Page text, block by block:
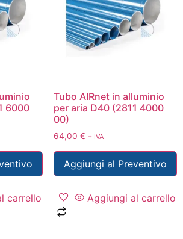
6000
carrello
Tubo AIRnet in alluminio
per aria D40 (2811 4000
00)
64,00 € + IVA
Aggiungi al Preventivo
Aggiungi al carrello